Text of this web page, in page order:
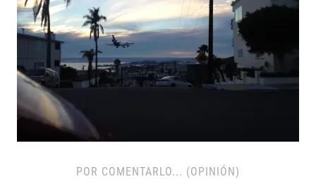
POR COMENTARLO... (OPINIÓN)